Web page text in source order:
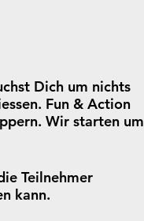
Dich um nichts
Fun & Action
Wir starten um
Teilnehmer
kann.